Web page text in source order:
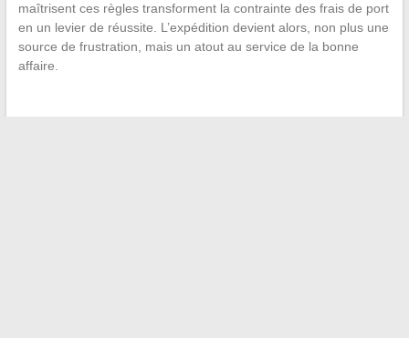
maîtrisent ces règles transforment la contrainte des frais de port
en un levier de réussite. L’expédition devient alors, non plus une
source de frustration, mais un atout au service de la bonne
affaire.